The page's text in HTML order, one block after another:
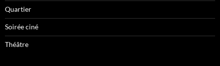
Quartier
Soirée ciné
Théâtre